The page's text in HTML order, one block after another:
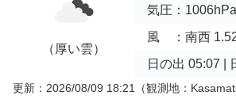
（厚い雲）
気圧：1006hPa
風 ：南西
日の出 05:07 |
更新：2026/08/09 18:21 （観測地：